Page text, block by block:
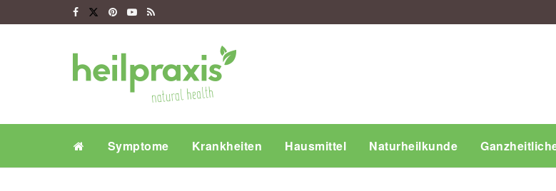
Symptome Krankheiten Hausmittel Naturheilkunde